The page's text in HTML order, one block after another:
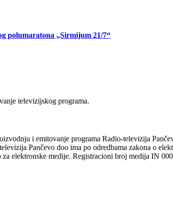
polumaratona „Sirmijum 21/7“
televizijskog programa.
i emitovanje programa Radio-televizija
Pančevo doo ima po odredbama zakona o
elektronske medije. Registracioni broj medija IN